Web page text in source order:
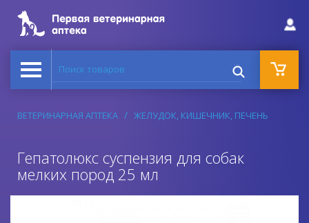
Поиск товаров
ВЕТЕРИНАРНАЯ АПТЕКА ЖЕЛУДОК, КИШЕЧНИК, ПЕЧЕНЬ
Гепатолюкс суспензия для собак
мелких пород 25 мл